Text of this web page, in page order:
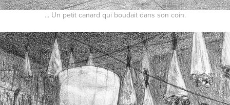
... Un petit canard qui boudait dans son coin.